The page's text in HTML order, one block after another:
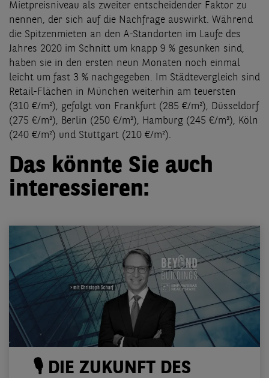
Mietpreisniveau als zweiter entscheidender Faktor zu
nennen, der sich auf die Nachfrage auswirkt. Während
die Spitzenmieten an den A-Standorten im Laufe des
Jahres 2020 im Schnitt um knapp 9 % gesunken sind,
haben sie in den ersten neun Monaten noch einmal
leicht um fast 3 % nachgegeben. Im Städtevergleich sind
Retail-Flächen in München weiterhin am teuersten
(310 €/m²), gefolgt von Frankfurt (285 €/m²), Düsseldorf
(275 €/m²), Berlin (250 €/m²), Hamburg (245 €/m²), Köln
(240 €/m²) und Stuttgart (210 €/m²).
Das könnte Sie auch
interessieren:
🎙️ DIE ZUKUNFT DES